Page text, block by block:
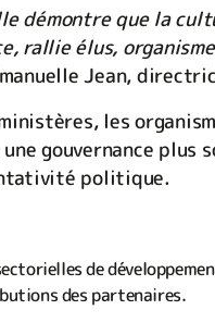
démontre que la
élus,
Jean,
les
gouvernance
politique.
de
des partenaires.